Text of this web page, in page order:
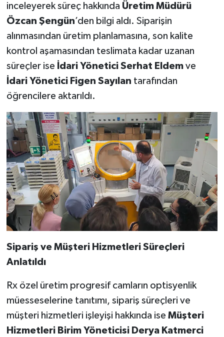
inceleyerek süreç hakkında Üretim Müdürü
Özcan Şengün’den bilgi aldı. Siparişin
alınmasından üretim planlamasına, son kalite
kontrol aşamasından teslimata kadar uzanan
süreçler ise İdari Yönetici Serhat Eldemve
İdari Yönetici Figen Sayılan tarafından
öğrencilere aktarıldı.
Sipariş ve Müşteri Hizmetleri Süreçleri
Anlatıldı
Rx özel üretim progresif camların optisyenlik
müesseselerine tanıtımı, sipariş süreçleri ve
müşteri hizmetleri işleyişi hakkında ise Müşteri
Hizmetleri Birim Yöneticisi Derya Katmerci